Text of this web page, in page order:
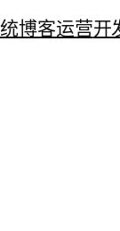
博客运营开